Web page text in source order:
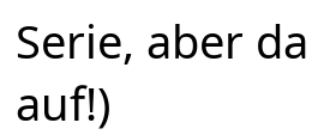
Serie, aber
auf!)